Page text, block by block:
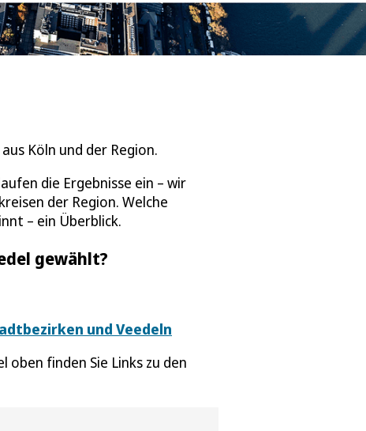
Köln und der Region.
die Ergebnisse ein – wir
der Region. Welche
– ein Überblick.
gewählt?
und Veedeln
finden Sie Links zu den